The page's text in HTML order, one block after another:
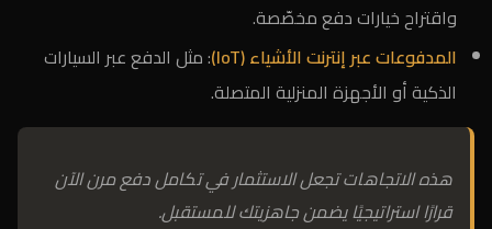
واقتراح خيارات دفع مخصّصة.
المدفوعات عبر إنترنت الأشياء (IoT)
: مثل الدفع عبر السيارات
الذكية أو الأجهزة المنزلية المتصلة.
هذه الاتجاهات تجعل الاستثمار في تكامل دفع مرن الآن
قرارًا استراتيجيًا يضمن جاهزيتك للمستقبل.